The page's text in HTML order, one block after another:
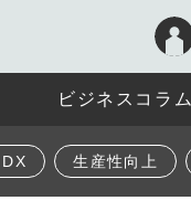
ビジネスコラム
DX 生産性向上